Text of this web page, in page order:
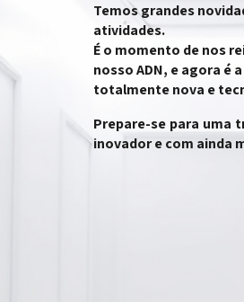
Temos grandes
atividades.
É o momento de nos
nosso ADN, e agora é
totalmente nova e
Prepare-se para uma
inovador e com ainda